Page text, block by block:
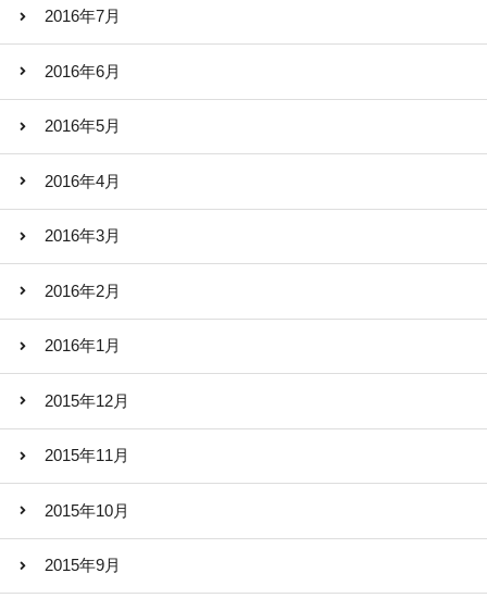
2016年7月
2016年6月
2016年5月
2016年4月
2016年3月
2016年2月
2016年1月
2015年12月
2015年11月
2015年10月
2015年9月